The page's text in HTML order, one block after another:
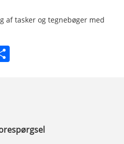
af tasker og tegnebøger med